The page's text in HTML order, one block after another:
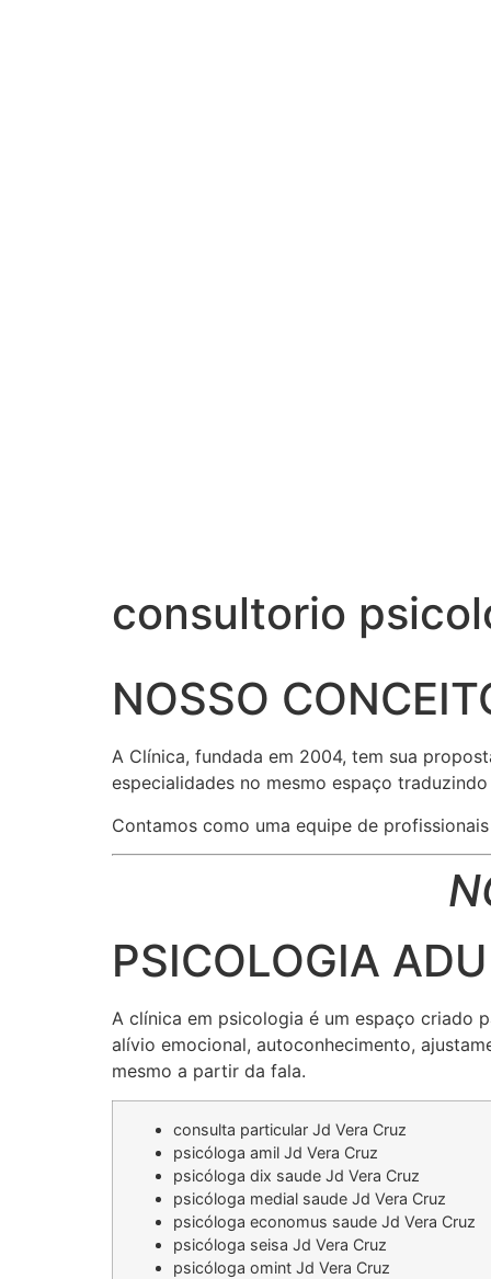
consultorio
NOSSO
A Clínica, fundada em 2004, tem sua
especialidades no mesmo espaço
Contamos como uma equipe de
PSICOLOGIA
A clínica em psicologia é um espaço criado
alívio emocional, autoconhecimento,
mesmo a partir da fala.
consulta particular Jd Vera Cruz
psicóloga amil Jd Vera Cruz
psicóloga dix saude Jd Vera Cruz
psicóloga medial saude Jd Vera Cruz
psicóloga economus saude Jd Vera Cruz
psicóloga seisa Jd Vera Cruz
psicóloga omint Jd Vera Cruz